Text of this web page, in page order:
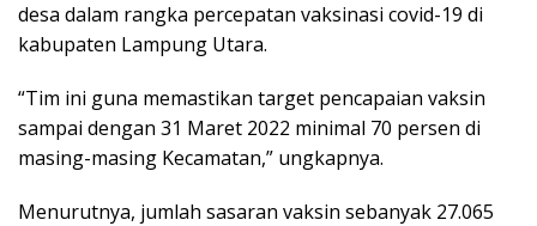
desa dalam rangka percepatan vaksinasi covid-19 di
kabupaten Lampung Utara.
“Tim ini guna memastikan target pencapaian vaksin
sampai dengan 31 Maret 2022 minimal 70 persen di
masing-masing Kecamatan,” ungkapnya.
Menurutnya, jumlah sasaran vaksin sebanyak 27.065